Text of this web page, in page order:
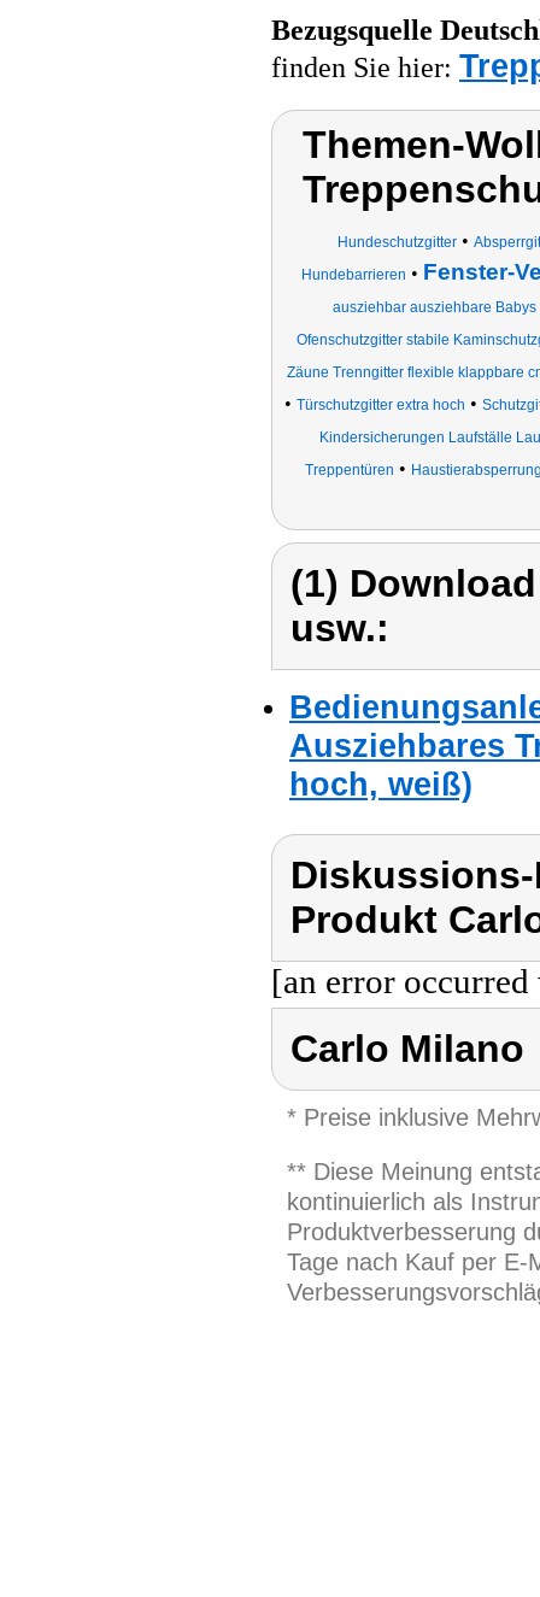
Bezugsquelle
finden Sie hier:
Themen-
Hundeschutzgitter •
Hundebarrieren • Fenster-
ausziehbar ausziehbare
Ofenschutzgitter stabile
Zäune Trenngitter flexible klappbare
• Türschutzgitter extra hoch •
Kindersicherungen Laufställe
Treppentüren •
(1)
usw.:
Ausziehbares
hoch, weiß)
Produkt
[an error
Carlo Milano
* Preise inklusive
** Diese Meinung
kontinuierlich als
Produktverbesserung
Tage nach Kauf per E-